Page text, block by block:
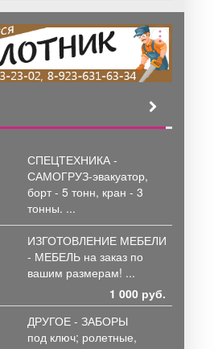
СПЕЦТЕХНИКА -
САМОГРУЗ-эвакуатор,
борт - 5 тонн, кран - 3
тонны. ...
ИЗГОТОВЛЕНИЕ МЕБЕЛИ
- МЕБЕЛЬ на заказ по
вашим размерам! ...
1 000 руб.
ДРУГОЕ - ЗАБОРЫ
под ключ; ролетные,